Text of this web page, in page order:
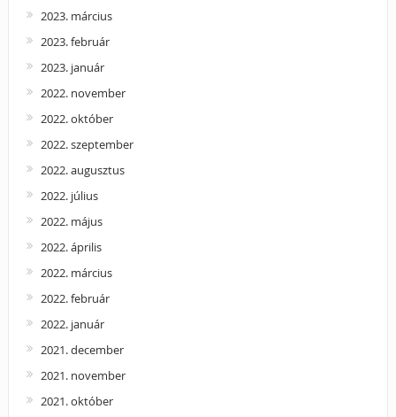
2023. március
2023. február
2023. január
2022. november
2022. október
2022. szeptember
2022. augusztus
2022. július
2022. május
2022. április
2022. március
2022. február
2022. január
2021. december
2021. november
2021. október